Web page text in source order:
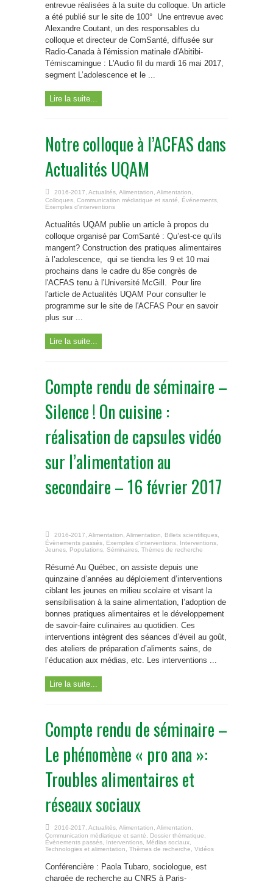
entrevue réalisées à la suite du colloque. Un article
a été publié sur le site de 100° Une entrevue avec
Alexandre Coutant, un des responsables du
colloque et directeur de ComSanté, diffusée sur
Radio-Canada à l'émission matinale d'Abitibi-
Témiscamingue : L'Audio fil du mardi 16 mai 2017,
segment L’adolescence et le ...
Lire la suite...
Notre colloque à l’ACFAS dans
Actualités UQAM
2016-2017 Actualités Alimentation Alimentation
Colloques Communication médiatique et santé Événements
Exemples d'interventions
Actualités UQAM publie un article à propos du
colloque organisé par ComSanté : Qu’est-ce qu’ils
mangent? Construction des pratiques alimentaires
à l’adolescence, qui se tiendra les 9 et 10 mai
prochains dans le cadre du 85e congrès de
l'ACFAS tenu à l'Université McGill. Pour lire
l'article de Actualités UQAM Pour consulter le
programme sur le site de l'ACFAS Pour en savoir
plus sur ...
Lire la suite...
Compte rendu de séminaire –
Silence ! On cuisine :
réalisation de capsules vidéo
sur l’alimentation au
secondaire – 16 février 2017
2016-2017 Alimentation Alimentation Billets scientifiques
Évènements passés
Exemples d'interventions Interventions
Jeunes
Populations Séminaires Thèmes de recherche
Résumé Au Québec, on assiste depuis une
quinzaine d’années au déploiement d’interventions
ciblant les jeunes en milieu scolaire et visant la
sensibilisation à la saine alimentation, l’adoption de
bonnes pratiques alimentaires et le développement
de savoir-faire culinaires au quotidien. Ces
interventions intègrent des séances d’éveil au goût,
des ateliers de préparation d’aliments sains, de
l’éducation aux médias, etc. Les interventions ...
Lire la suite...
Compte rendu de séminaire –
Le phénomène « pro ana »:
Troubles alimentaires et
réseaux sociaux
2016-2017 Actualités Alimentation Alimentation
Communication médiatique et santé
Dossier thématique
Évènements passés
Interventions Médias sociaux
Technologies et alimentation
Thèmes de recherche Vidéos
Conférencière : Paola Tubaro, sociologue, est
chargée de recherche au CNRS à Paris-